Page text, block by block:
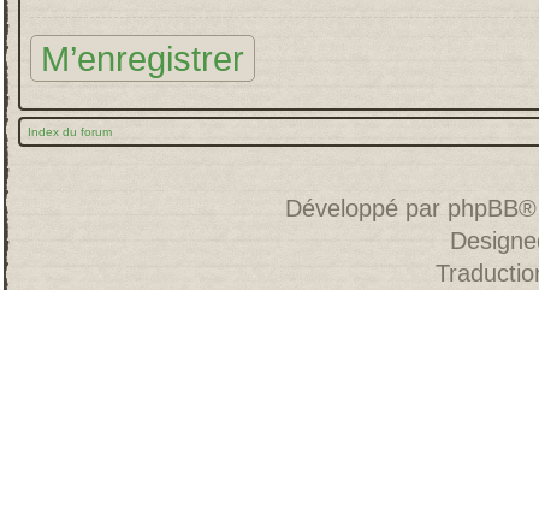
M’enregistrer
Index du forum
Développé par phpBB®